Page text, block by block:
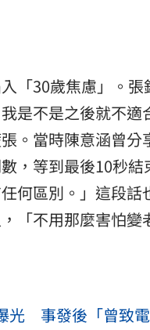
「30歲焦慮」。
是不是之後就不
。當時陳意涵曾
，等到最後10秒
何區別。」這段
「不用那麼害怕變
光 事發後「曾致電